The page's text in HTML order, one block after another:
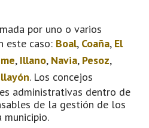
por uno o varios
este caso: Boal, Coaña, El
, Illano, Navia, Pesoz,
. Los concejos
administrativas dentro de
de la gestión de los
municipio.